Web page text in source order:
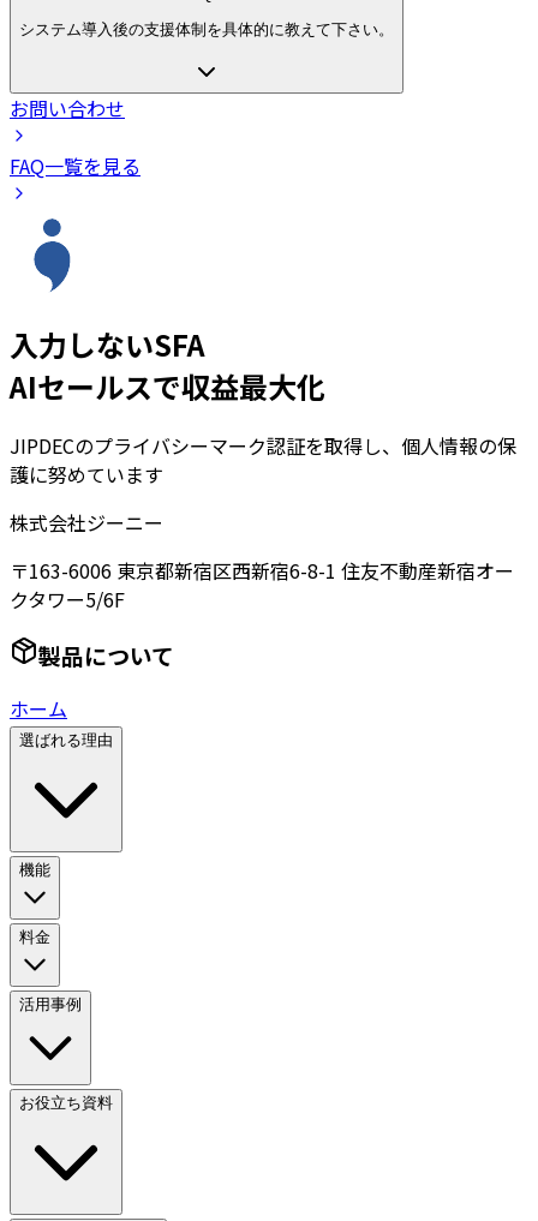
システム導入後の支援体制を具体的に教えて下さい。
お問い合わせ
FAQ一覧を見る
入力しないSFA
AIセールスで収益最大化
JIPDECのプライバシーマーク認証を取得し、個人情報の保
護に努めています
株式会社ジーニー
〒163-6006 東京都新宿区西新宿6-8-1 住友不動産新宿オー
クタワー5/6F
製品について
ホーム
選ばれる理由
機能
料金
活用事例
お役立ち資料